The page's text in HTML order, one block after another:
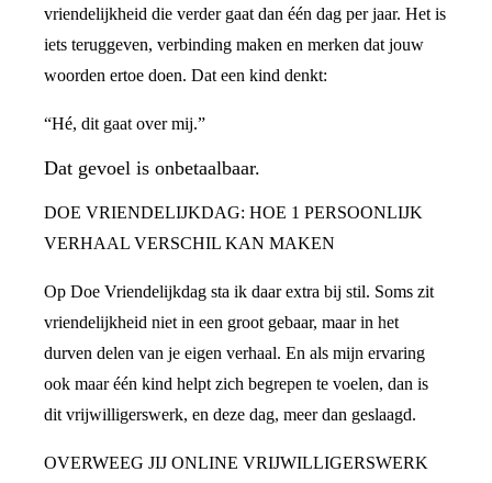
vriendelijkheid die verder gaat dan één dag per jaar. Het is
iets teruggeven, verbinding maken en merken dat jouw
woorden ertoe doen. Dat een kind denkt:
“Hé, dit gaat over mij.”
Dat gevoel is onbetaalbaar.
DOE VRIENDELIJKDAG: HOE 1 PERSOONLIJK
VERHAAL VERSCHIL KAN MAKEN
Op Doe Vriendelijkdag sta ik daar extra bij stil. Soms zit
vriendelijkheid niet in een groot gebaar, maar in het
durven delen van je eigen verhaal. En als mijn ervaring
ook maar één kind helpt zich begrepen te voelen, dan is
dit vrijwilligerswerk, en deze dag, meer dan geslaagd.
OVERWEEG JIJ ONLINE VRIJWILLIGERSWERK